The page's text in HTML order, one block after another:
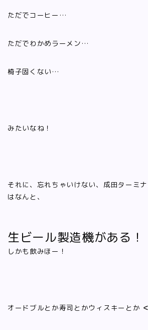
ただでコーヒー…
ただでわかめラーメン…
椅子固くない…
みたいなね！
それに、忘れちゃいけない、成田ターミ
はなんと、
生ビール製造機がある！
しかも飲みほー！
オードブルとか寿司とかウィスキーとか